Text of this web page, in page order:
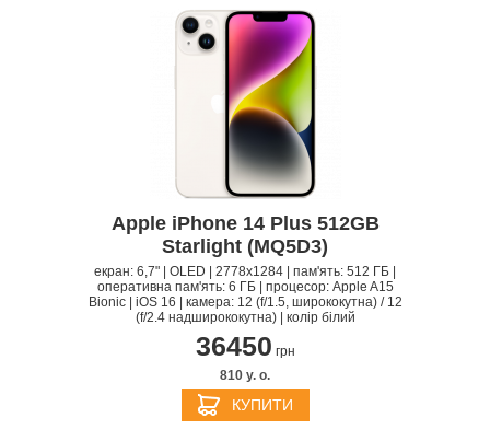
Apple iPhone 14 Plus 512GB
Starlight (MQ5D3)
екран: 6,7" | OLED | 2778x1284 | пам'ять: 512 ГБ |
оперативна пам'ять: 6 ГБ | процесор: Apple A15
Bionic | iOS 16 | камера: 12 (f/1.5, ширококутна) / 12
(f/2.4 надширококутна) | колір білий
36450 грн
810 y. о.
КУПИТИ